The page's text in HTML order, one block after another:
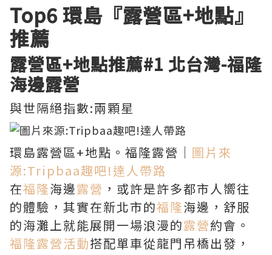
Top6環島『露營區+地點』
推薦
露營區+地點推薦#1 北台灣-福隆
海邊露營
與世隔絕指數:兩顆星
環島露營區+地點。福隆露營｜ 圖片來
源:Tripbaa趣吧!達人帶路
在福隆海邊露營 ，或許是許多都市人嚮往
的體驗，其實在新北市的福隆海邊，舒服
的海灘上就能展開一場浪漫的露營約會。
福隆露營活動搭配單車從龍門吊橋出發，